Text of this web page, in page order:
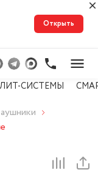
Открыть
СИСТЕМЫ